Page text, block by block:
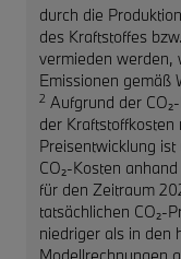
durch die
des Kraftstoffes
vermieden werden,
Emissionen gemäß
2 Aufgrund der
der Kraftstoffkosten
Preisentwicklung
CO₂-Kosten
für den Zeitraum
tatsächlichen CO₂-
niedriger als in den